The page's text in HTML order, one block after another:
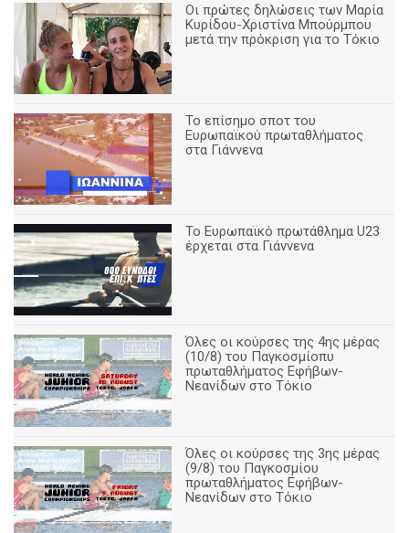
Οι πρώτες δηλώσεις των Μαρία
Κυρίδου-Χριστίνα Μπούρμπου
μετά την πρόκριση για το Τόκιο
Το επίσημο σποτ του
Ευρωπαϊκού πρωταθλήματος
στα Γιάννενα
To Ευρωπαϊκό πρωτάθλημα U23
έρχεται στα Γιάννενα
Όλες οι κούρσες της 4ης μέρας
(10/8) του Παγκοσμίοπυ
πρωταθλήματος Εφήβων-
Νεανίδων στο Τόκιο
Όλες οι κούρσες της 3ης μέρας
(9/8) του Παγκοσμίου
πρωταθλήματος Εφήβων-
Νεανίδων στο Τόκιο